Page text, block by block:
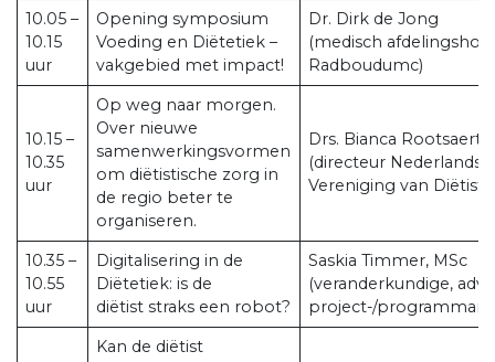
10.05 –
10.15
uur
Opening symposium
Voeding en Diëtetiek –
vakgebied met impact!
Dr. Dirk de Jong
(medisch
Radboudumc)
10.15 –
10.35
uur
Op weg naar morgen.
Over nieuwe
samenwerkingsvormen
om diëtistische zorg in
de regio beter te
organiseren.
Drs. Bianca Rootsaert
(directeur Nederlandse
Vereniging van
10.35 –
10.55
uur
Digitalisering in de
Diëtetiek: is de
diëtist straks een robot?
Saskia Timmer, MSc
(veranderkundige,
project-/
Kan de diëtist